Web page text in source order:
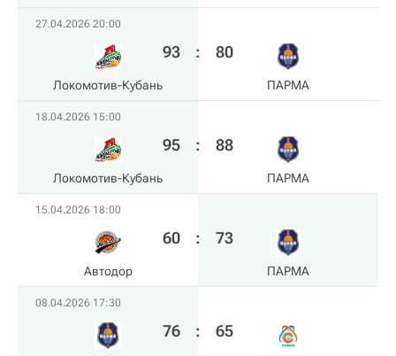
27.04.2026 20:00
Локомотив-Кубань
93 : 80
ПАРМА
18.04.2026 15:00
Локомотив-Кубань
95 : 88
ПАРМА
15.04.2026 18:00
Автодор
60 : 73
ПАРМА
08.04.2026 17:30
76 : 65